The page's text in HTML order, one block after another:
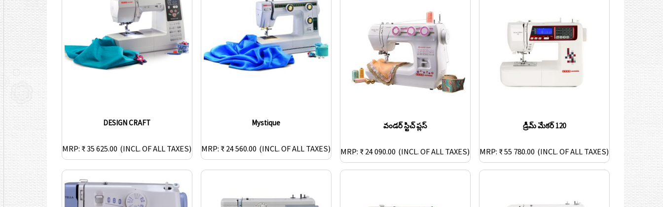
DESIGN CRAFT
MRP: ₹ 35 625.00 (INCL. OF ALL TAXES)
Mystique
MRP: ₹ 24 560.00 (INCL. OF ALL TAXES)
వండర్ స్టిచ్ ప్లస్
MRP: ₹ 24 090.00 (INCL. OF ALL TAXES)
డ్రీమ్ మేకర్ 120
MRP: ₹ 55 780.00 (INCL. OF ALL TAXES)